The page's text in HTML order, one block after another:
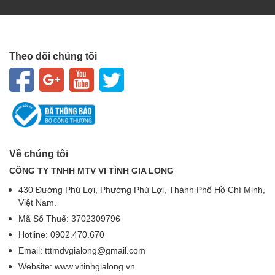
Theo dõi chúng tôi
Về chúng tôi
CÔNG TY TNHH MTV VI TÍNH GIA LONG
430 Đường Phú Lợi, Phường Phú Lợi, Thành Phố Hồ Chí Minh,
Việt Nam.
Mã Số Thuế: 3702309796
Hotline: 0902.470.670
Email: tttmdvgialong@gmail.com
Website: www.vitinhgialong.vn